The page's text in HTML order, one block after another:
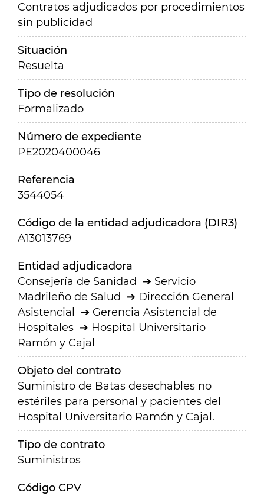
Contratos adjudicados por procedimientos
sin publicidad
Situación
Resuelta
Tipo de resolución
Formalizado
Número de expediente
PE2020400046
Referencia
3544054
Código de la entidad adjudicadora (DIR3)
A13013769
Entidad adjudicadora
Consejería de Sanidad
Servicio
Madrileño de Salud
Dirección General
Asistencial
Gerencia Asistencial de
Hospitales
Hospital Universitario
Ramón y Cajal
Objeto del contrato
Suministro de Batas desechables no
estériles para personal y pacientes del
Hospital Universitario Ramón y Cajal.
Tipo de contrato
Suministros
Código CPV